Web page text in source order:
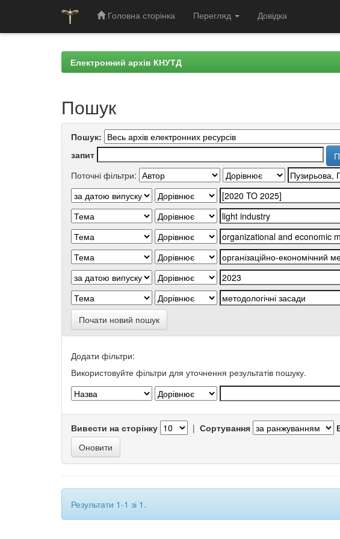
Головна сторінка Перегляд Довідка
Електронний архів КНУТД
Пошук
Пошук:
запит
Поточні фільтри:
Почати новий пошук
Додати фільтри:
Використовуйте фільтри для уточнення результатів пошуку.
Вивести на сторінку | Сортування
Результати 1-1 зі 1.